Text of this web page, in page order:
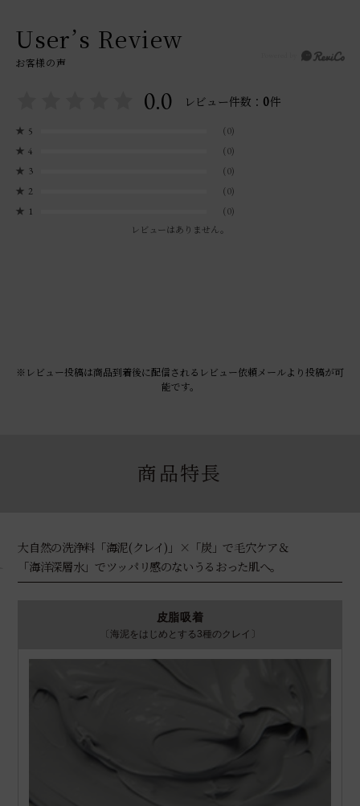
User’s Review
お客様の声
0.0 レビュー件数： 0件
★ 5
(0)
★ 4
(0)
★ 3
(0)
★ 2
(0)
★ 1 (0)
レビューはありません。
※レビュー投稿は商品到着後に配信されるレビュー依頼メールより投稿が可
能です。
商品特長
大自然の洗浄料「海泥(クレイ)」×「炭」で毛穴ケア＆
「海洋深層水」でツッパリ感のないうるおった肌へ。
皮脂吸着
〔海泥をはじめとする3種のクレイ〕